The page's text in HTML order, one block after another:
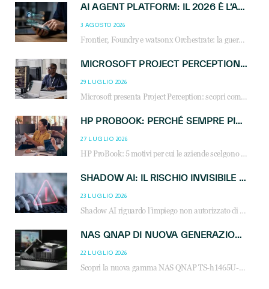
AI AGENT PLATFORM: IL 2026 È L’ANNO DEL «SISTEMA OPERATIVO» PER GLI AGENTI AZIENDALI
3 AGOSTO 2026
Frontier, Foundry e watsonx Orchestrate: la guerra delle piattaforme AI agent ridisegna il mercato IT. Cosa cambia per reseller, MSP e system integrator.
MICROSOFT PROJECT PERCEPTION: COME GLI AGENTI AI CAMBIERANNO SOC, CYBERSECURITY E SERVIZI MSP
29 LUGLIO 2026
Microsoft presenta Project Perception: scopri come gli agenti AI possono trasformare cybersecurity, SOC e servizi gestiti degli MSP.
HP PROBOOK: PERCHÉ SEMPRE PIÙ AZIENDE SCELGONO NOTEBOOK PROGETTATI PER IL LAVORO MODERNO
27 LUGLIO 2026
HP ProBook: 5 motivi per cui le aziende scelgono i notebook business HP per migliorare produttività, sicurezza e gestione dell’AI.
SHADOW AI: IL RISCHIO INVISIBILE CHE LE AZIENDE POSSONO GOVERNARE
23 LUGLIO 2026
Shadow AI riguardo l’impiego non autorizzato di sistemi AI all’interno dell’azienda. E’ una pratica che si diffonde a partire dai dipendenti fino ai dirigenti e mette a repentaglio la cybersecurity, con costi più elevati per le organizzazioni. Due recenti report illustrano il fenomeno e forniscono dati in merito
NAS QNAP DI NUOVA GENERAZIONE: PIÙ PRESTAZIONI, SCALABILITÀ E PROTEZIONE DEI DATI PER LE INFRASTRUTTURE IT MODERNE
22 LUGLIO 2026
Scopri la nuova gamma NAS QNAP TS-h1465U-RP, TS-h1065eU e TS-h665U: storage aziendale con ZFS, DDR5, E1.S NVMe e connettività 2.5GbE per backup, virtualizzazione e cybersecurity.